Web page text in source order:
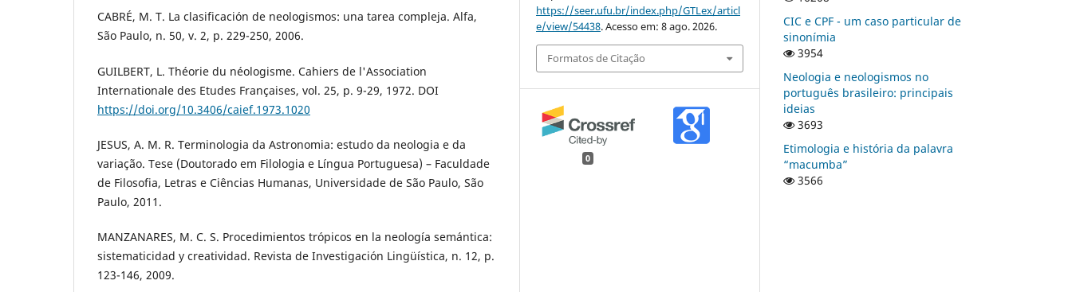
CABRÉ, M. T. La clasificación de neologismos: una tarea compleja. Alfa,
São Paulo, n. 50, v. 2, p. 229-250, 2006.
GUILBERT, L. Théorie du néologisme. Cahiers de l'Association
Internationale des Etudes Françaises, vol. 25, p. 9-29, 1972. DOI
https://doi.org/10.3406/caief.1973.1020
JESUS, A. M. R. Terminologia da Astronomia: estudo da neologia e da
variação. Tese (Doutorado em Filologia e Língua Portuguesa) – Faculdade
de Filosofia, Letras e Ciências Humanas, Universidade de São Paulo, São
Paulo, 2011.
MANZANARES, M. C. S. Procedimientos trópicos en la neología semántica:
sistematicidad y creatividad. Revista de Investigación Lingüística, n. 12, p.
123-146, 2009.
https://seer.ufu.br/index.php/GTLex/articl
e/view/54438. Acesso em: 8 ago. 2026.
Formatos de Citação
0
CIC e CPF - um caso particular de
sinonímia
3954
Neologia e neologismos no
português brasileiro: principais
ideias
3693
Etimologia e história da palavra
“macumba”
3566